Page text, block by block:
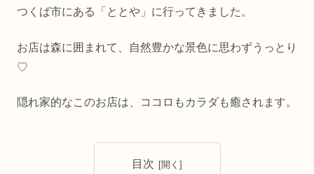
つくば市にある「ととや」に行ってきました。
お店は森に囲まれて、自然豊かな景色に思わずうっとり
♡
隠れ家的なこのお店は、ココロもカラダも癒されます。
目次